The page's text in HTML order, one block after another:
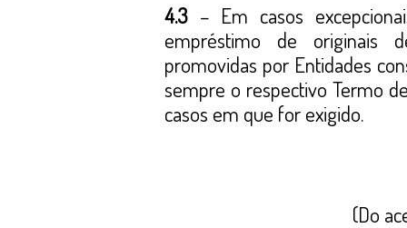
4.3 – Em casos
empréstimo de originais
promovidas por Entidades
sempre o respectivo Termo
casos em que for exigido.
(Do